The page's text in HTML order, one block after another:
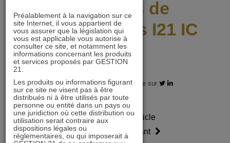
Scénarios de
performances I21 IC
2303
31.03.2023 - Partagez l'article sur
Article
précédent
Article
suivant
Préalablement à la navigation sur ce
site Internet, il vous appartient de
vous assurer que la législation qui
vous est applicable vous autorise à
consulter ce site, et notamment les
informations concernant les produits
et services proposés par GESTION
21.
Les produits ou informations figurant
sur ce site ne visent pas à être
distribués ni à être utilisés par toute
personne ou entité dans un pays ou
une juridiction où cette distribution ou
utilisation serait contraire aux
dispositions légales ou
réglementaires, ou qui imposerait à